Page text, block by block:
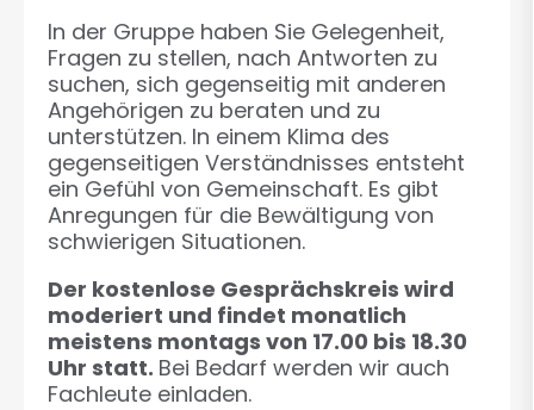
In der Gruppe haben Sie Gelegenheit,
Fragen zu stellen, nach Antworten zu
suchen, sich gegenseitig mit anderen
Angehörigen zu beraten und zu
unterstützen. In einem Klima des
gegenseitigen Verständnisses entsteht
ein Gefühl von Gemeinschaft. Es gibt
Anregungen für die Bewältigung von
schwierigen Situationen.
Der kostenlose Gesprächskreis wird
moderiert und findet monatlich
meistens montags von 17.00 bis 18.30
Uhr statt. Bei Bedarf werden wir auch
Fachleute einladen.